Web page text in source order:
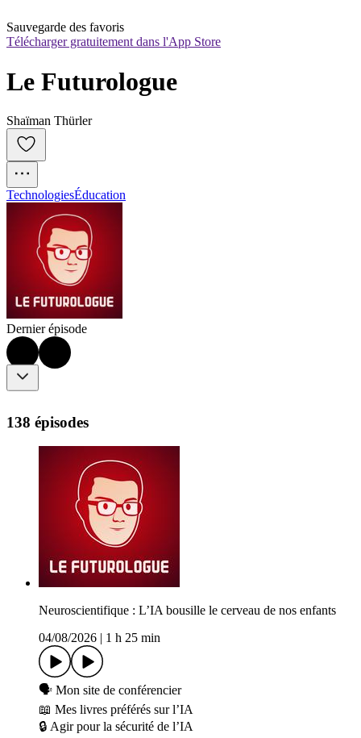
Sauvegarde des favoris
Télécharger gratuitement dans l'App Store
Le Futurologue
Shaïman Thürler
TechnologiesÉducation
Dernier épisode
138 épisodes
Neuroscientifique : L’IA bousille le cerveau de nos enfants
04/08/2026
1 h 25 min
🗣️ ⁠⁠⁠⁠⁠⁠⁠⁠⁠⁠Mon site⁠⁠⁠⁠⁠⁠⁠⁠⁠⁠ de conférencier
📖 ⁠⁠⁠⁠⁠⁠⁠Mes livres préférés sur l’IA⁠⁠⁠⁠⁠⁠⁠
🔒 Agir pour la sécurité de l’IA